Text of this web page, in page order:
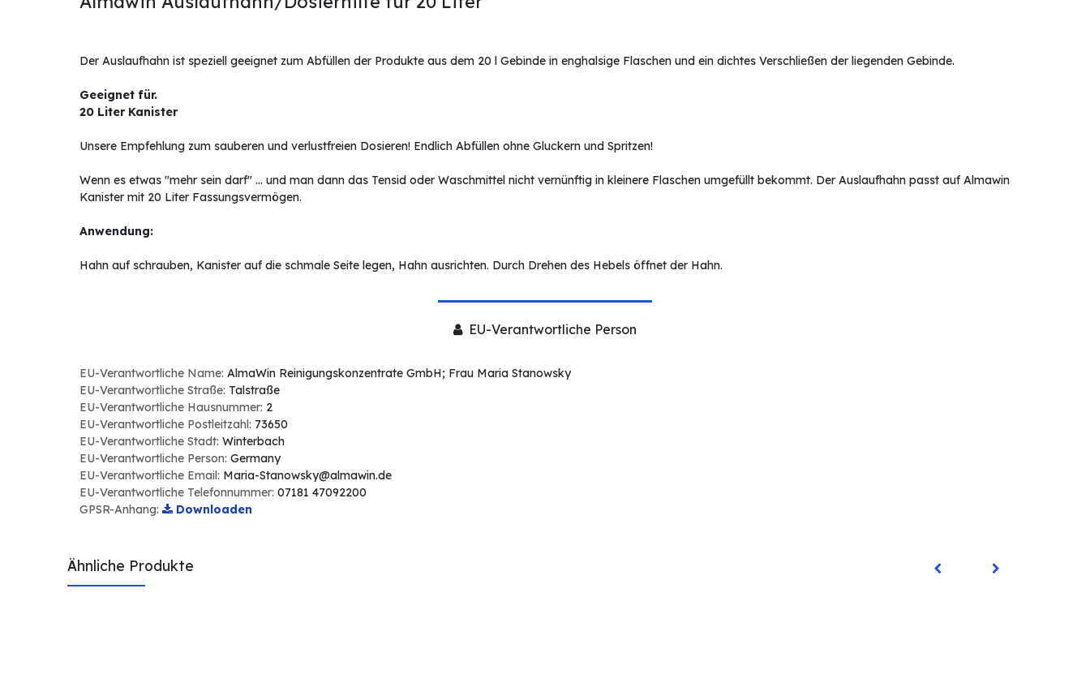
Der Auslaufhahn ist speziell geeignet zum Abfüllen der Produkte aus dem 20 l Gebinde in enghalsige Flaschen und ein dichtes Verschließen der liegenden Gebinde.
Geeignet für.
20 Liter Kanister
Unsere Empfehlung zum sauberen und verlustfreien Dosieren! Endlich Abfüllen ohne Gluckern und Spritzen!
Wenn es etwas "mehr sein darf" ... und man dann das Tensid oder Waschmittel nicht vernünftig in kleinere Flaschen umgefüllt bekommt. Der Auslaufhahn passt auf Almawin
Kanister mit 20 Liter Fassungsvermögen.
Anwendung:
Hahn auf schrauben, Kanister auf die schmale Seite legen, Hahn ausrichten. Durch Drehen des Hebels öffnet der Hahn.
EU-Verantwortliche Person
EU-Verantwortliche Name: AlmaWin Reinigungskonzentrate GmbH; Frau Maria Stanowsky
EU-Verantwortliche Straße: Talstraße
EU-Verantwortliche Hausnummer: 2
EU-Verantwortliche Postleitzahl: 73650
EU-Verantwortliche Stadt: Winterbach
EU-Verantwortliche Person: Germany
EU-Verantwortliche Email: Maria-Stanowsky@almawin.de
EU-Verantwortliche Telefonnummer: 07181 47092200
GPSR-Anhang:
Downloaden
Ähnliche Produkte